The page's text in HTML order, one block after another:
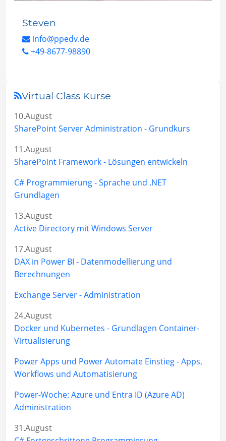
Steven
info@ppedv.de
+49-8677-98890
Virtual Class Kurse
10.August
SharePoint Server Administration - Grundkurs
11.August
SharePoint Framework - Lösungen entwickeln
C# Programmierung - Sprache und .NET
Grundlagen
13.August
Active Directory mit Windows Server
17.August
DAX in Power BI - Datenmodellierung und
Berechnungen
Exchange Server - Administration
24.August
Docker und Kubernetes - Grundlagen Container-
Virtualisierung
Power Apps und Power Automate Einstieg - Apps,
Workflows und Automatisierung
Power-Woche: Azure und Entra ID (Azure AD)
Administration
31.August